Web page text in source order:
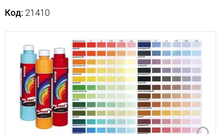
Код: 21410